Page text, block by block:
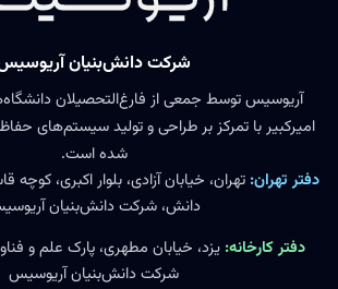
شرکت دانش‌بنیان
آریوسیس توسط جمعی از فارغ‌التحصیلان
امیرکبیر با تمرکز بر طراحی و تولید سیستم‌های
شده است.
دفتر تهران: تهران، خیابان آزادی، بلوار اکبری،
دانش، شرکت دانش‌بنیان
دفتر کارخانه:
شرکت دانش‌بنیان آریوسیس